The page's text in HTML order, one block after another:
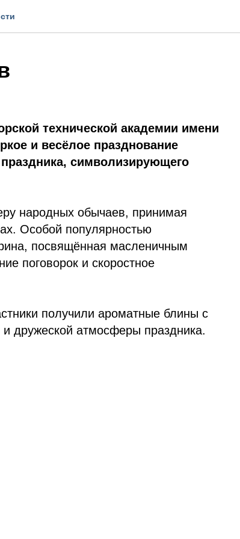
технической академии имени
и весёлое празднование
символизирующего
народных обычаев, принимая
Особой популярностью
посвящённая масленичным
поговорок и скоростное
получили ароматные блины с
дружеской атмосферы праздника.